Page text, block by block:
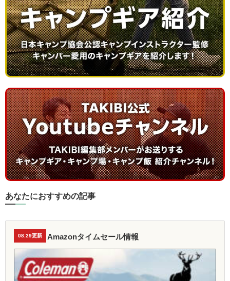
あなたにおすすめの記事
08.29更新 Amazonタイムセール情報